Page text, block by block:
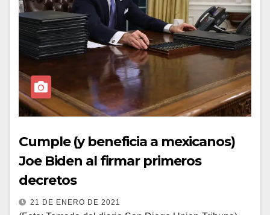
Cumple (y beneficia a mexicanos)
Joe Biden al firmar primeros
decretos
21 DE ENERO DE 2021